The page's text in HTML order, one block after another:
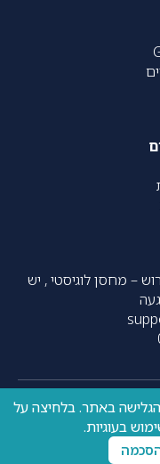
ברוש – מחסן לוגיסטי , יש
resolve| פותח על ידי
הגלישה באתר. בלחיצה על
בעוגיות.